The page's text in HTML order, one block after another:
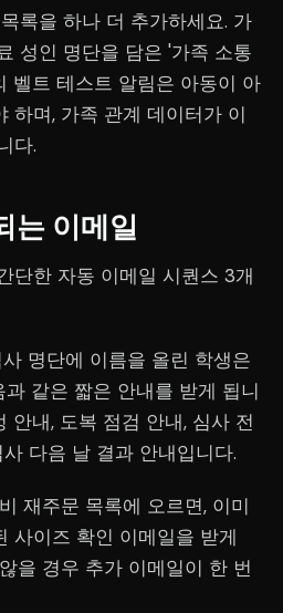
록을 하나 더 추가하세요. 가
성인 명단을 담은 '가족 소통
벨트 테스트 알림은 아동이 아
하며, 가족 관계 데이터가 이
다.
는 이메일
단한 자동 이메일 시퀀스 3개
명단에 이름을 올린 학생은
같은 짧은 안내를 받게 됩니
안내, 도복 점검 안내, 심사 전
다음 날 결과 안내입니다.
재주문 목록에 오르면, 이미
사이즈 확인 이메일을 받게
을 경우 추가 이메일이 한 번